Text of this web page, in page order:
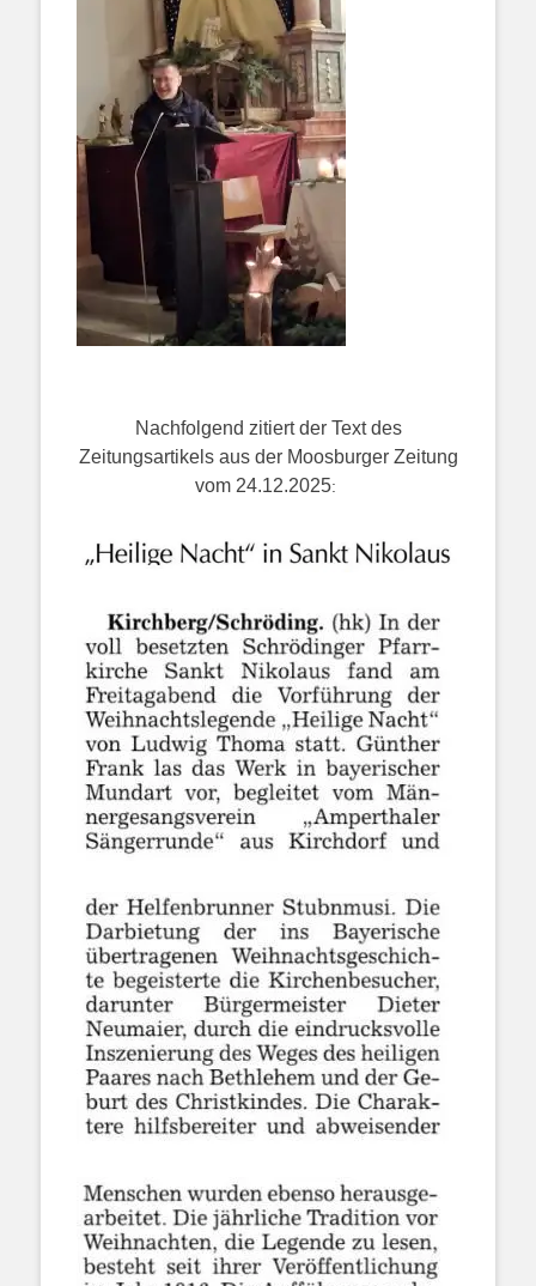
Nachfolgend zitiert der Text des
Zeitungsartikels aus der Moosburger Zeitung
vom 24.12.2025: